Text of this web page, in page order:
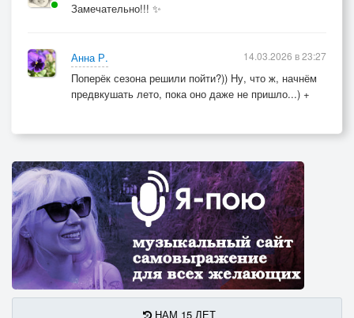
Замечательно!!! ✨
Анна Р.
Поперёк сезона решили пойти?)) Ну, что ж, начнём
предвкушать лето, пока оно даже не пришло...) +
14.03.2026 в 23:27
НАМ 15 ЛЕТ